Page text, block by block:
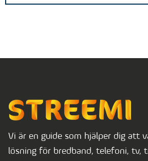
Vi är en guide som hjälper dig att
lösning för bredband, telefoni, tv,